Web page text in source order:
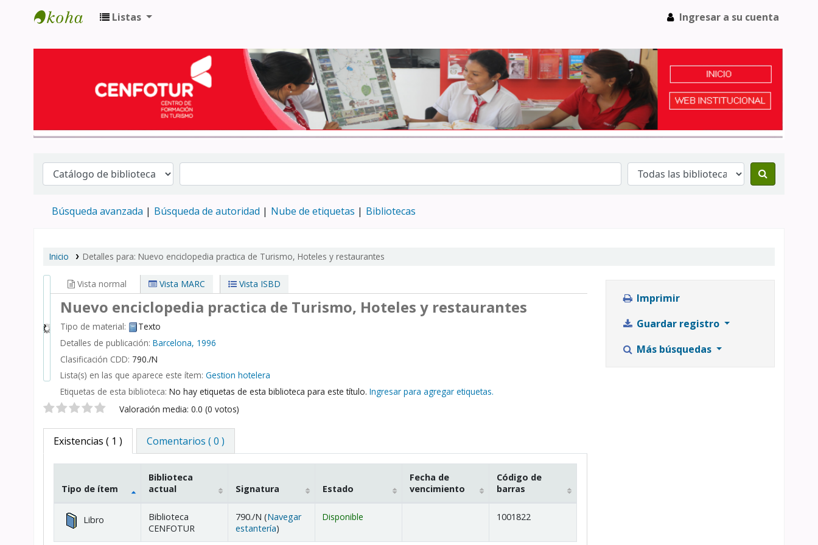
Listas Ingresar a su cuenta
Búsqueda avanzada Búsqueda de autoridad Nube de etiquetas Bibliotecas
Inicio Detalles para: Nuevo enciclopedia practica de Turismo, Hoteles y restaurantes
Vista normal Vista MARC Vista ISBD
Nuevo enciclopedia practica de Turismo, Hoteles y restaurantes
Tipo de material:
Texto
Detalles de publicación: Barcelona, 1996
Clasificación CDD: 790./N
Lista(s) en las que aparece este ítem: Gestion hotelera
Etiquetas de esta biblioteca: No hay etiquetas de esta biblioteca para este título. Ingresar para agregar etiquetas.
Valoración Valoración media: 0.0 (0 votos)
Existencias ( 1 ) Comentarios ( 0 )
Tipo de ítem
Biblioteca
actual
Signatura Estado
Fecha de
vencimiento
Código de
barras
Libro
Biblioteca
CENFOTUR
790./N (Navegar
estantería(Abre debajo)
)
Disponible 1001822
Imprimir
Guardar registro
Más búsquedas